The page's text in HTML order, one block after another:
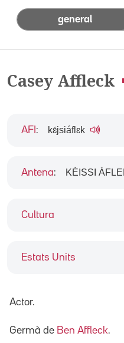
general
Casey Affleck
Cultura
Estats Units
AFI : kɛ́jsiáflɛk
Antena: KÈISSI
Actor.
Germà de Ben Affleck.